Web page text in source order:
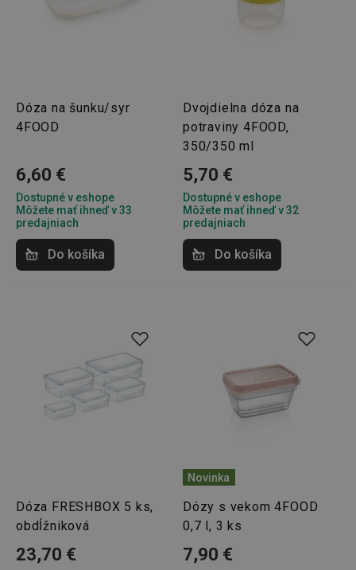
Dóza na šunku/syr
4FOOD
6,60 €
Dostupné v eshope
Môžete mať ihneď v 33
predajniach
Do košíka
Dvojdielna dóza na
potraviny 4FOOD,
350/350 ml
5,70 €
Dostupné v eshope
Môžete mať ihneď v 32
predajniach
Do košíka
Dóza FRESHBOX 5 ks,
obdĺžniková
23,70 €
Novinka
Dózy s vekom 4FOOD
0,7 l, 3 ks
7,90 €